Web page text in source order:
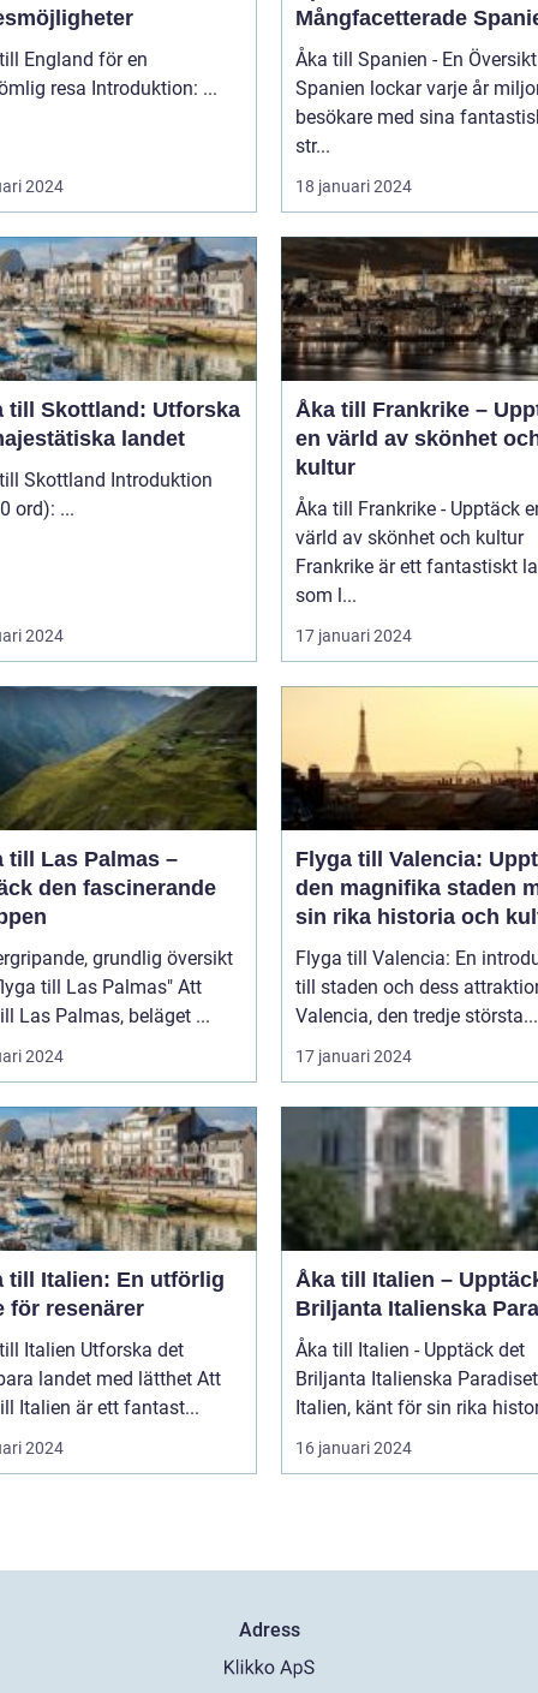
England för en
oförglömlig resa Introduktion: ...
2024
Mångfacetterade
Åka till Spanien - En Översikt
Spanien lockar varje år
besökare med sina
str...
18 januari 2024
till Skottland: Utforska
landet
Introduktion
(ca 200 ord): ...
2024
Åka till Frankrike –
en värld av skönhet
kultur
Åka till Frankrike - Upptäck
värld av skönhet och kultur
Frankrike är ett fantastiskt
som l...
17 januari 2024
till Las Palmas –
den fascinerande
grundlig översikt
till Las Palmas" Att
Las Palmas, beläget ...
2024
Flyga till Valencia:
den magnifika staden
sin rika historia och
Flyga till Valencia: En
till staden och dess
Valencia, den tredje största...
17 januari 2024
till Italien: En utförlig
för resenärer
Utforska det
landet med lätthet Att
Italien är ett fantast...
2024
Åka till Italien –
Briljanta Italienska
Åka till Italien - Upptäck det
Briljanta Italienska Paradiset
Italien, känt för sin rika
16 januari 2024
Adress